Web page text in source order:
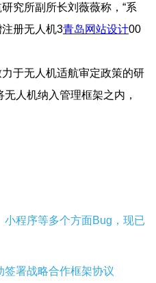
究所副所长刘薇薇称，“系
册无人机3青岛网站设计 00
于无人机适航审定政策的研
将无人机纳入管理框架之内，
小程序等多个方面Bug，现已
签署战略合作框架协议